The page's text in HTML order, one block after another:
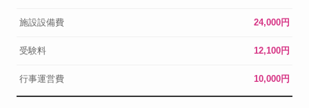
施設設備費 24,000円
受験料 12,100円
行事運営費 10,000円